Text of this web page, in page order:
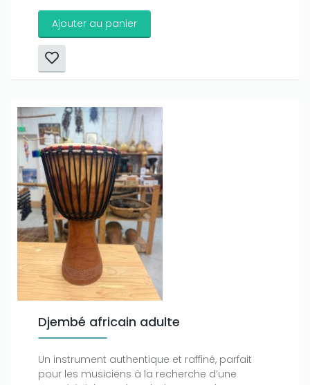
Ajouter au panier
Djembé africain adulte
Un instrument authentique et raffiné, parfait
pour les musiciens à la recherche d’une